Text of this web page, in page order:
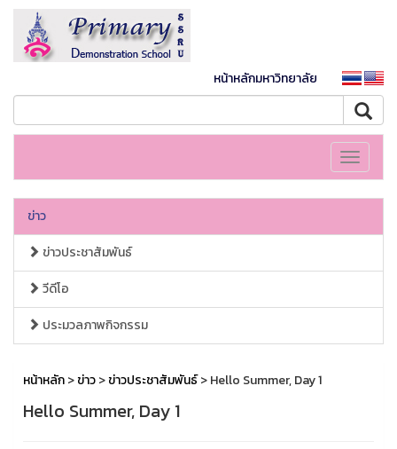
หน้าหลักมหาวิทยาลัย
Toggle
ข่าว
ข่าวประชาสัมพันธ์
วีดีโอ
ประมวลภาพกิจกรรม
หน้าหลัก>ข่าว>ข่าวประชาสัมพันธ์> Hello Summer, Day 1
Hello Summer, Day 1